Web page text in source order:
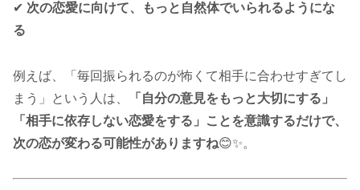
✔ 次の恋愛に向けて、もっと自然体でいられるようにな
る
例えば、「毎回振られるのが怖くて相手に合わせすぎてし
まう」という人は、
「自分の意見をもっと大切にする」
「相手に依存しない恋愛をする」ことを意識するだけで、
次の恋が変わる可能性がありますね😊✨。